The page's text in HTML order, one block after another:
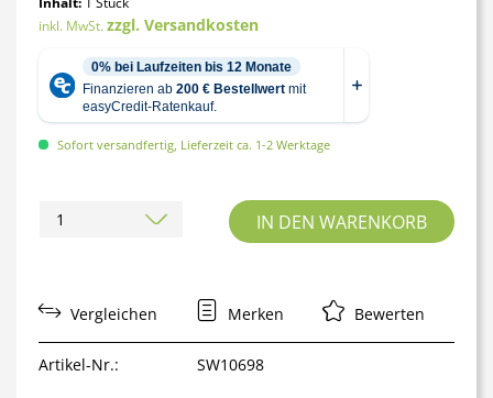
inkl. MwSt.zzgl. Versandkosten
Sofort versandfertig, Lieferzeit ca. 1-2 Werktage
IN DEN WARENKORB
Vergleichen Merken Bewerten
Artikel-Nr.: SW10698